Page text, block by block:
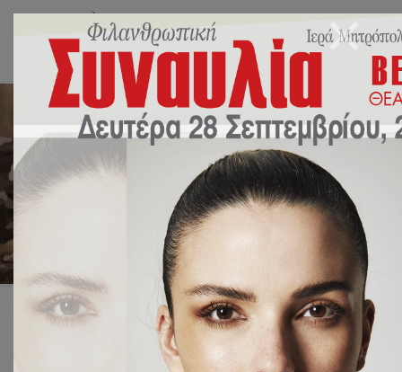
Monthly Archives: Ιούλιος
2023